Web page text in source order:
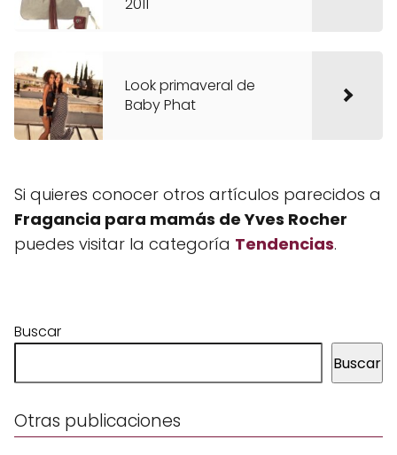
Look primaveral de
Baby Phat
Si quieres conocer otros artículos parecidos a
Fragancia para mamás de Yves Rocher
puedes visitar la categoría Tendencias.
Buscar
Buscar
Otras publicaciones